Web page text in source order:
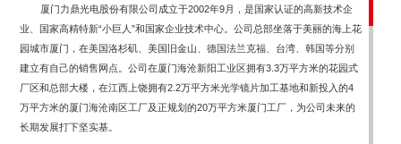
厦门力鼎光电股份有限公司成立于2002年9月，是国家认证的高新技术企
业、国家高精特新“小巨人”和国家企业技术中心。公司总部坐落于美丽的海上花
园城市厦门，在美国洛杉矶、美国旧金山、德国法兰克福、台湾、韩国等分别
建立有自己的销售网点。公司在厦门海沧新阳工业区拥有3.3万平方米的花园式
厂区和总部大楼，在江西上饶拥有2.2万平方米光学镜片加工基地和新投入的4
万平方米的厦门海沧南区工厂及正规划的20万平方米厦门工厂，为公司未来的
长期发展打下坚实基。